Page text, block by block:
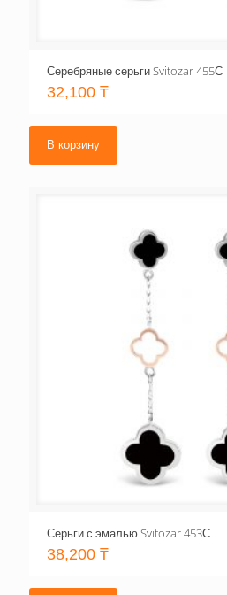
Серебряные серьги Svitozar 455С
32,100 ₸
В корзину
Серьги с эмалью Svitozar 453С
38,200 ₸